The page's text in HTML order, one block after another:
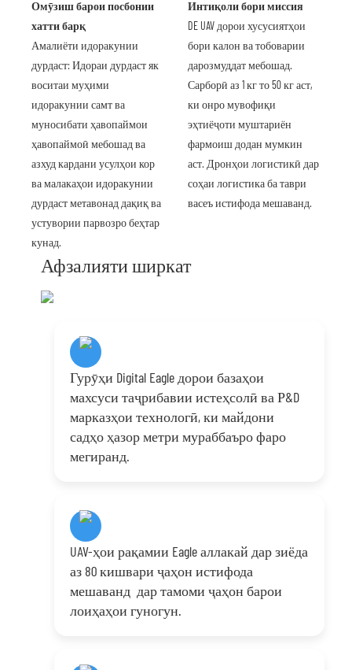
Омӯзиш барои посбонии
хатти барқ
Амалиёти идоракунии
дурдаст: Идораи дурдаст як
воситаи муҳими
идоракунии самт ва
муносибати ҳавопаймои
ҳавопаймоӣ мебошад ва
азхуд кардани усулҳои кор
ва малакаҳои идоракунии
дурдаст метавонад дақиқ ва
устувории парвозро беҳтар
кунад.
Интиқоли бори миссия
DE UAV дорои хусусиятҳои
бори калон ва тобоварии
дарозмуддат мебошад.
Сарборӣ аз 1 кг то 50 кг аст,
ки онро мувофиқи
эҳтиёҷоти муштариён
фармоиш додан мумкин
аст. Дронҳои логистикӣ дар
соҳаи логистика ба таври
васеъ истифода мешаванд.
Афзалияти ширкат
Гурӯҳи Digital Eagle дорои базаҳои
махсуси таҷрибавии истеҳсолӣ ва Р&D
марказҳои технологӣ, ки майдони
садҳо ҳазор метри мураббаъро фаро
мегиранд.
UAV-ҳои рақамии Eagle аллакай дар зиёда
аз 80 кишвари ҷаҳон истифода
мешаванд дар тамоми ҷаҳон барои
лоиҳаҳои гуногун.